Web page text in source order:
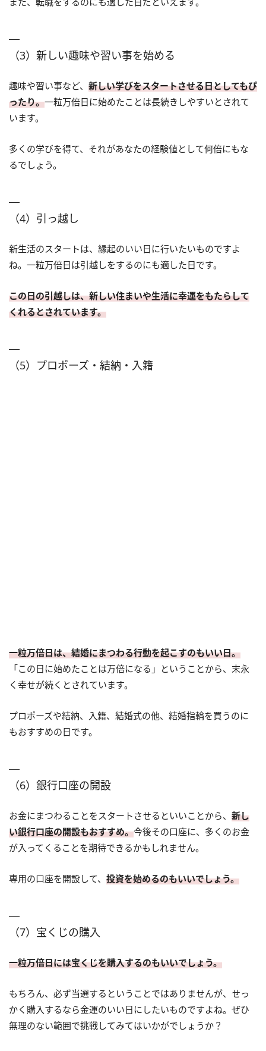
（3）新しい趣味や習い事を始める
趣味や習い事など、 新しい学びをスタートさせる日としてもぴ
ったり。一粒万倍日に始めたことは長続きしやすいとされて
います。
多くの学びを得て、それがあなたの経験値として何倍にもな
るでしょう。
（4）引っ越し
新生活のスタートは、縁起のいい日に行いたいものですよ
ね。一粒万倍日は引越しをするのにも適した日です。
この日の引越しは、新しい住まいや生活に幸運をもたらして
くれるとされています。
（5）プロポーズ・結納・入籍
一粒万倍日は、結婚にまつわる行動を起こすのもいい日。
「この日に始めたことは万倍になる」ということから、末永
く幸せが続くとされています。
プロポーズや結納、入籍、結婚式の他、結婚指輪を買うのに
もおすすめの日です。
（6）銀行口座の開設
お金にまつわることをスタートさせるといいことから、 新し
い銀行口座の開設もおすすめ。今後その口座に、多くのお金
が入ってくることを期待できるかもしれません。
専用の口座を開設して、 投資を始めるのもいいでしょう。
（7）宝くじの購入
一粒万倍日には宝くじを購入するのもいいでしょう。
もちろん、必ず当選するということではありませんが、せっ
かく購入するなら金運のいい日にしたいものですよね。ぜひ
無理のない範囲で挑戦してみてはいかがでしょうか？